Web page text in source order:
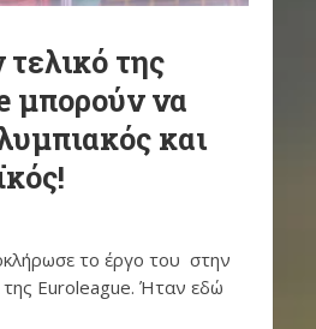
της
μπορούν να
και
το έργο του στην
της Euroleague. Ήταν εδώ